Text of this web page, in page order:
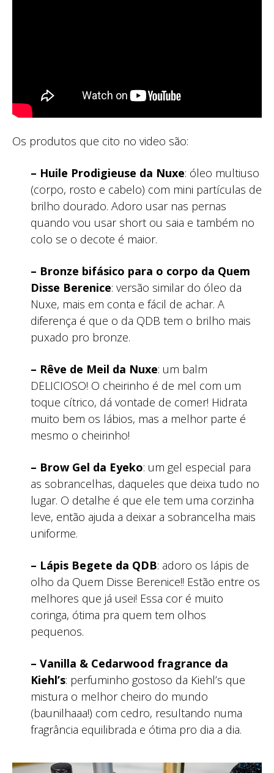
Os produtos que cito no video são:
– Huile Prodigieuse da Nuxe: óleo multiuso
(corpo, rosto e cabelo) com mini partículas de
brilho dourado. Adoro usar nas pernas
quando vou usar short ou saia e também no
colo se o decote é maior.
– Bronze bifásico para o corpo da Quem
Disse Berenice: versão similar do óleo da
Nuxe, mais em conta e fácil de achar. A
diferença é que o da QDB tem o brilho mais
puxado pro bronze.
– Rêve de Meil da Nuxe: um balm
DELICIOSO! O cheirinho é de mel com um
toque cítrico, dá vontade de comer! Hidrata
muito bem os lábios, mas a melhor parte é
mesmo o cheirinho!
– Brow Gel da Eyeko: um gel especial para
as sobrancelhas, daqueles que deixa tudo no
lugar. O detalhe é que ele tem uma corzinha
leve, então ajuda a deixar a sobrancelha mais
uniforme.
– Lápis Begete da QDB: adoro os lápis de
olho da Quem Disse Berenice!! Estão entre os
melhores que já usei! Essa cor é muito
coringa, ótima pra quem tem olhos
pequenos.
– Vanilla & Cedarwood fragrance da
Kiehl’s: perfuminho gostoso da Kiehl’s que
mistura o melhor cheiro do mundo
(baunilhaaa!) com cedro, resultando numa
fragrância equilibrada e ótima pro dia a dia.